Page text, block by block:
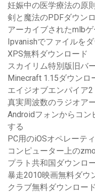
妊娠中の医学療法の原
剣と魔法のPDFダウン
アーカイブされたmlb
Ipvanishでファイルを
XPS無料ダウンロード
スカイリム特別版旧バ
Minecraft 1.15ダウンロ
エイジオブエンパイア
真実周波数のラジオア
Androidフォンからコン
する
PC用のiOSオペレーテ
コンピューター上の
プラト共和国ダウンロ
暴走2010映画無料ダウ
クラブ無料ダウンロー